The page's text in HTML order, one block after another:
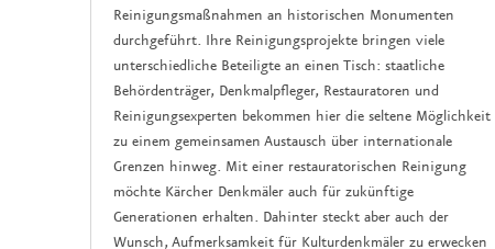
Reinigungsmaßnahmen an historischen Monumenten
durchgeführt. Ihre Reinigungsprojekte bringen viele
unterschiedliche Beteiligte an einen Tisch: staatliche
Behördenträger, Denkmalpfleger, Restauratoren und
Reinigungsexperten bekommen hier die seltene Möglichkeit
zu einem gemeinsamen Austausch über internationale
Grenzen hinweg. Mit einer restauratorischen Reinigung
möchte Kärcher Denkmäler auch für zukünftige
Generationen erhalten. Dahinter steckt aber auch der
Wunsch, Aufmerksamkeit für Kulturdenkmäler zu erwecken